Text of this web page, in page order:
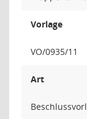
Vorlage
VO/0935/11
Art